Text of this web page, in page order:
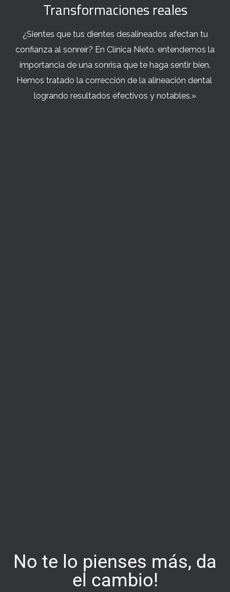
Transformaciones reales
¿Sientes que tus dientes desalineados afectan tu
confianza al sonreír? En Clínica Nieto, entendemos la
importancia de una sonrisa que te haga sentir bien.
Hemos tratado la corrección de la alineación dental
logrando resultados efectivos y notables.»
No te lo pienses más, da
el cambio!